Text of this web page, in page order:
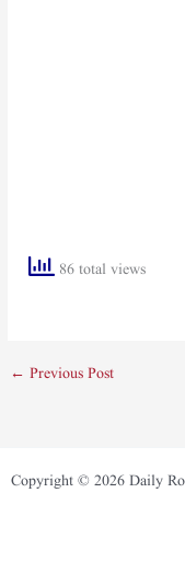
86 total views
← Previous Post
Copyright © 2026 Daily